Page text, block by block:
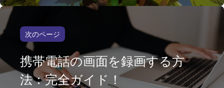
次のページ
携帯電話の画面を録画する方
法：完全ガイド！